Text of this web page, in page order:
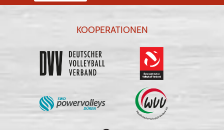
KOOPERATIONEN